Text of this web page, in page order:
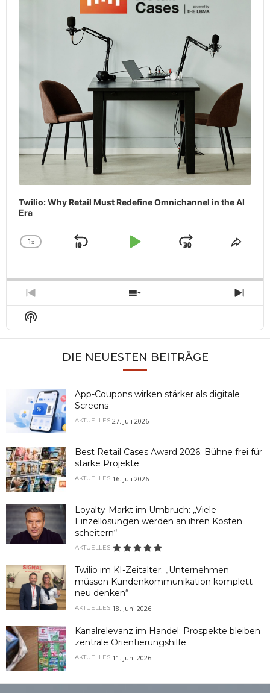
Twilio: Why Retail Must Redefine Omnichannel in the AI
Era
Change
1x
Skip
Play
Jump
Share
Previous
Episode
Show
Episodes
Next
Show
Podcast
Information
DIE NEUESTEN BEITRÄGE
App-Coupons wirken stärker als digitale
Screens
AKTUELLES 27. Juli 2026
Best Retail Cases Award 2026: Bühne frei für
starke Projekte
AKTUELLES 16. Juli 2026
Loyalty-Markt im Umbruch: „Viele
Einzellösungen werden an ihren Kosten
scheitern“
AKTUELLES
Twilio im KI-Zeitalter: „Unternehmen
müssen Kundenkommunikation komplett
neu denken“
AKTUELLES 18. Juni 2026
Kanalrelevanz im Handel: Prospekte bleiben
zentrale Orientierungshilfe
AKTUELLES 11. Juni 2026